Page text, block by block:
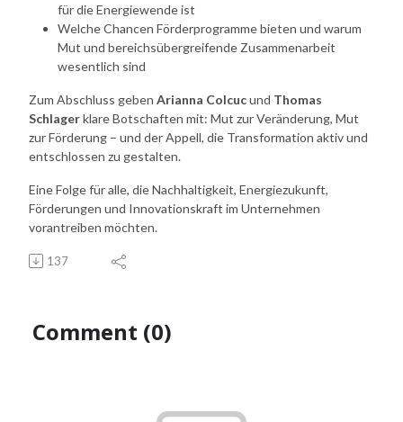
für die Energiewende ist
Welche Chancen Förderprogramme bieten und warum
Mut und bereichsübergreifende Zusammenarbeit
wesentlich sind
Zum Abschluss geben Arianna Colcucund Thomas
Schlagerklare Botschaften mit: Mut zur Veränderung, Mut
zur Förderung – und der Appell, die Transformation aktiv und
entschlossen zu gestalten.
Eine Folge für alle, die Nachhaltigkeit, Energiezukunft,
Förderungen und Innovationskraft im Unternehmen
vorantreiben möchten.
137
Comment (0)